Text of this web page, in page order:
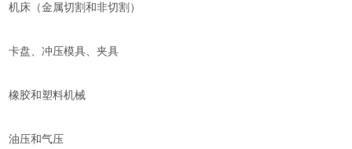
机床（金属切割和非切割）
卡盘、冲压模具、夹具
橡胶和塑料机械
油压和气压